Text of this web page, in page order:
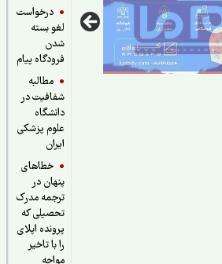
درخواست
لغو بسته
فرودگاه پیام
مطالبه
شفافیت در
دانشگاه
علوم پزشکی
خطاهای
پنهان در
ترجمه مدرک
تحصیلی که
پرونده اپلای
را با تاخیر